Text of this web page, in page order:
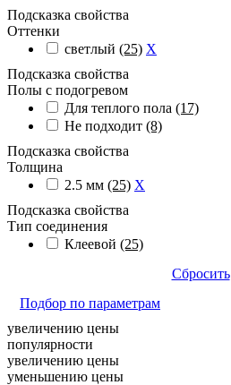
Подсказка свойства
Оттенки
светлый (25) X
Подсказка свойства
Полы с подогревом
Для теплого пола (17)
Не подходит (8)
Подсказка свойства
Толщина
2.5 мм (25) X
Подсказка свойства
Тип соединения
Клеевой (25)
Сбросить
Подбор по параметрам
увеличению цены
популярности
увеличению цены
уменьшению цены